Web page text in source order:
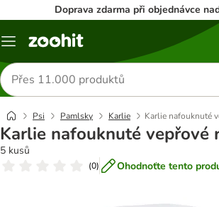
Doprava zdarma při objednávce
Menu
Hledat
produkty
Psi Pamlsky Karlie Karlie nafouknuté
Karlie nafouknuté vepřové
5 kusů
(0) Ohodnoťte tento